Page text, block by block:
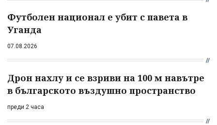
Футболен национал е убит с павета в
Уганда
07.08.2026
Дрон нахлу и се взриви на 100 м навътре
в българското въздушно пространство
преди 2 часа